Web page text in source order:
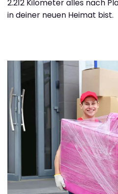
2.212 Kilometer alles nach
in deiner neuen Heimat bist.